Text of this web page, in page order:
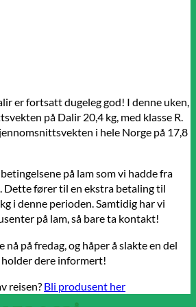
er fortsatt dugeleg god! I denne uken,
på Dalir 20,4 kg, med klasse R.
i hele Norge på 17,8
på lam som vi hadde fra
Dette fører til en ekstra betaling til
i denne perioden. Samtidig har vi
på lam, så bare ta kontakt!
på fredag, og håper å slakte en del
dere informert!
reisen? Bli produsent her